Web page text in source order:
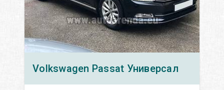
Volkswagen Passat Универсал